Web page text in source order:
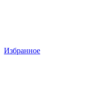
Избранное